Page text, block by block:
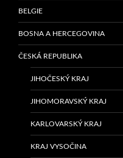
BELGIE
BOSNA A HERCEGOVINA
ČESKÁ REPUBLIKA
JIHOČESKÝ KRAJ
JIHOMORAVSKÝ KRAJ
KARLOVARSKÝ KRAJ
KRAJ VYSOČINA